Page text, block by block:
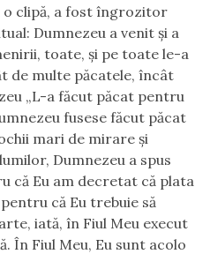
o clipă, a fost îngrozitor
Dumnezeu a venit și a
toate, și pe toate le-a
de multe păcatele, încât
„L-a făcut păcat pentru
fusese făcut păcat
mari de mirare și
Dumnezeu a spus
că Eu am decretat că plata
că Eu trebuie să
iată, în Fiul Meu execut
În Fiul Meu, Eu sunt acolo